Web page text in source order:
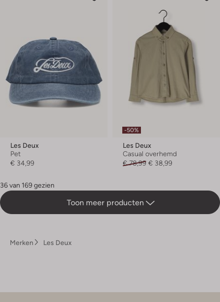
Les Deux
Pet
€ 34,99
-50%
Les Deux
Casual overhemd
€ 78,99 € 38,99
36 van 169 gezien
Toon meer producten
Merken Les Deux